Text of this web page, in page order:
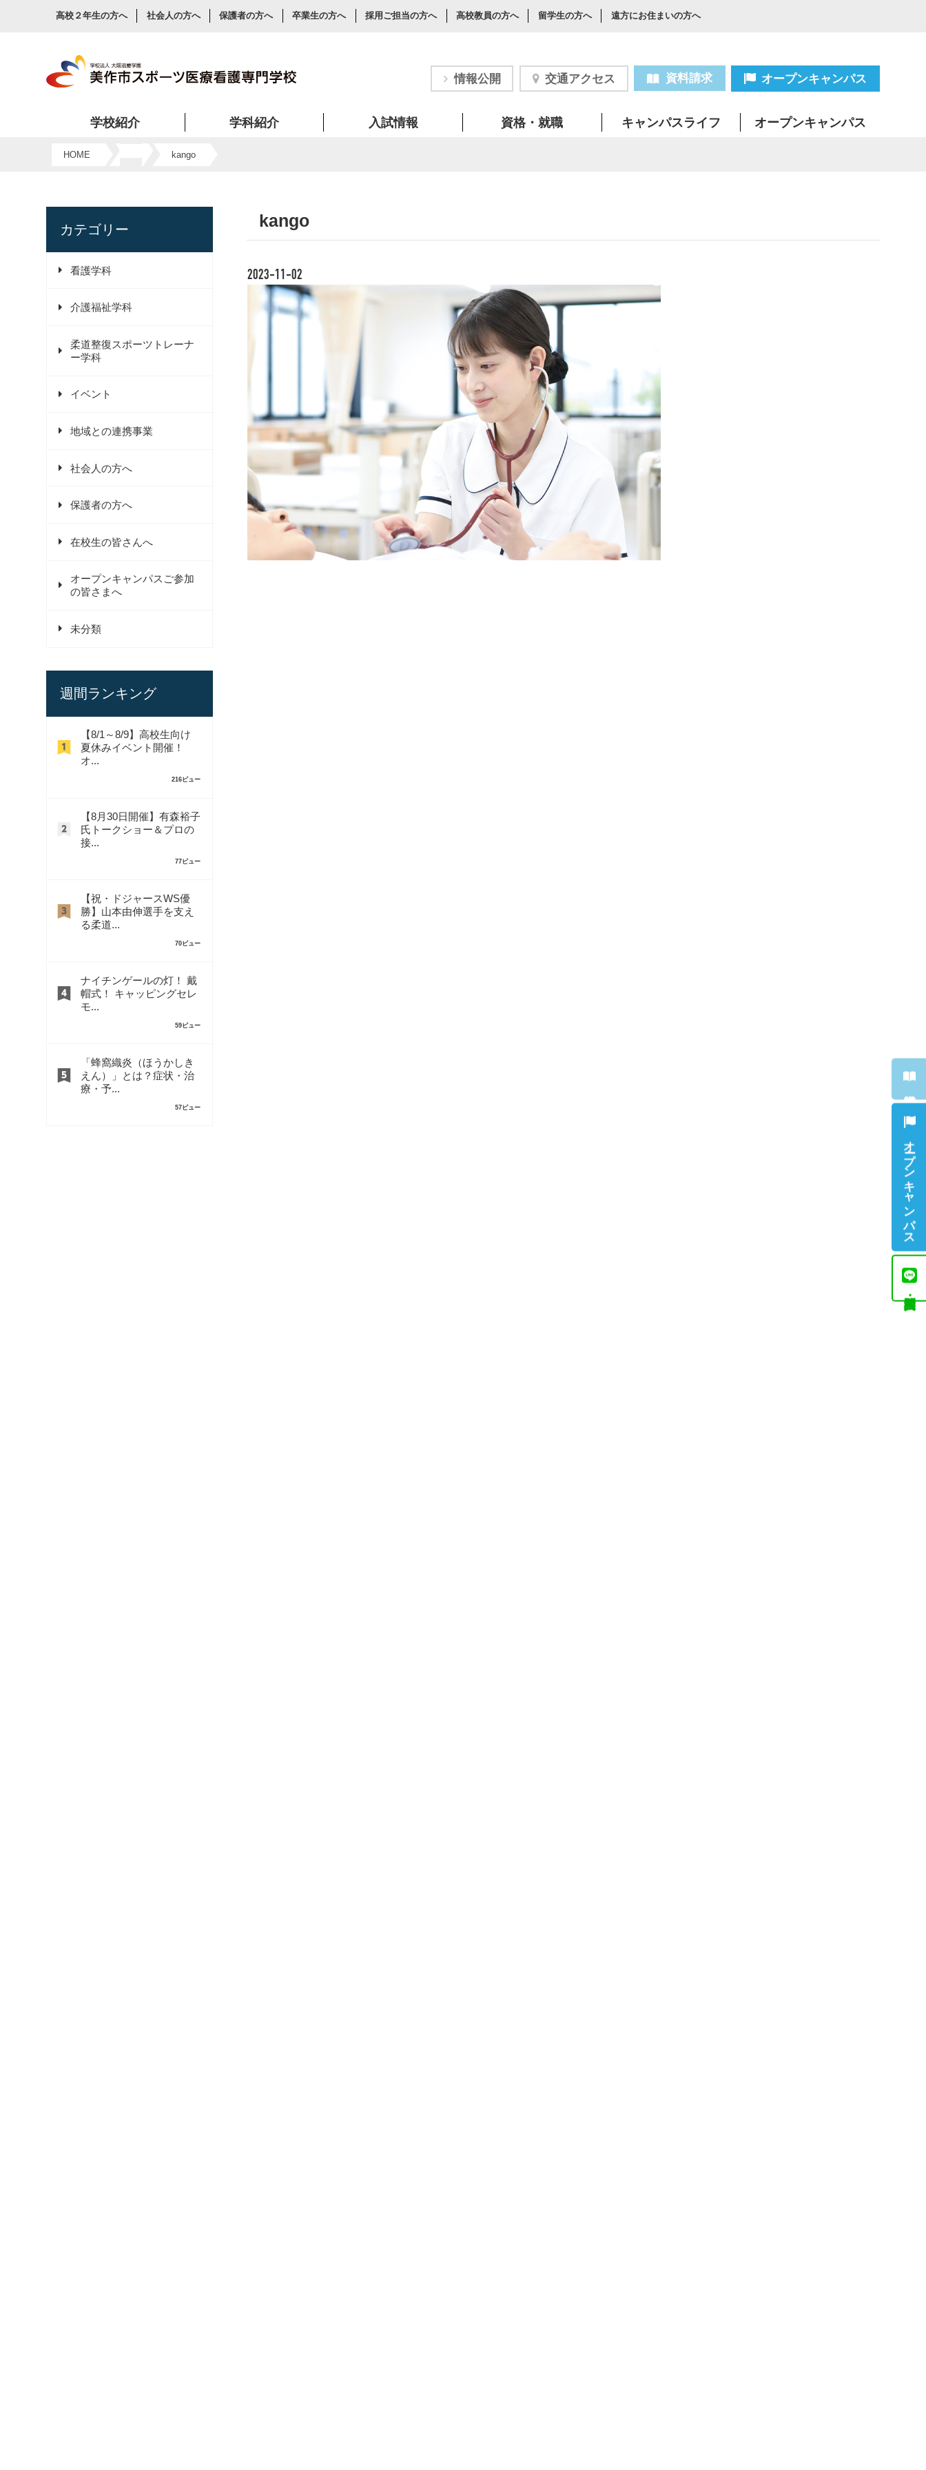
高校２年生の方へ 社会人の方へ 保護者の方へ 卒業生の方へ 採用ご担当の方へ 高校教員の方へ 留学生の方へ 遠方にお住まいの方へ
情報公開 交通アクセス 資料請求 オープンキャンパス
学校紹介 学科紹介 入試情報 資格・就職 キャンパスライフ オープンキャンパス
HOME kango
カテゴリー
看護学科
介護福祉学科
柔道整復スポーツトレーナ
ー学科
イベント
地域との連携事業
社会人の方へ
保護者の方へ
在校生の皆さんへ
オープンキャンパスご参加
の皆さまへ
未分類
週間ランキング
【8/1～8/9】高校生向け
夏休みイベント開催！
オ...
216ビュー
【8月30日開催】有森裕子
氏トークショー＆プロの
接...
77ビュー
【祝・ドジャースWS優
勝】山本由伸選手を支え
る柔道...
70ビュー
ナイチンゲールの灯！ 戴
帽式！ キャッピングセレ
モ...
59ビュー
「蜂窩織炎（ほうかしき
えん）」とは？症状・治
療・予...
57ビュー
kango
2023-11-02
オープンキャンパス